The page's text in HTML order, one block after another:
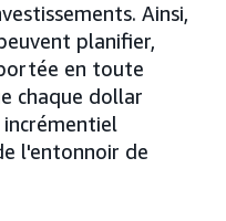
Ainsi,
planifier,
en toute
chaque dollar
incrémentiel
l'entonnoir de